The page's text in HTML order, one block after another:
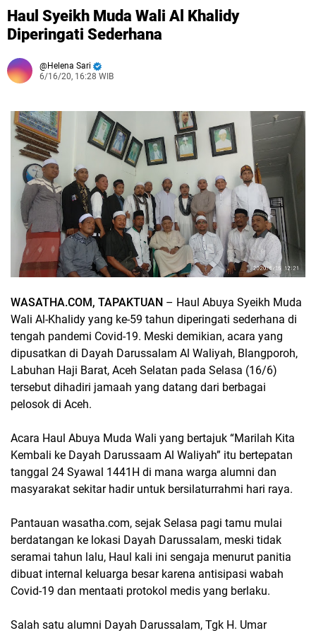
Haul Syeikh Muda Wali Al Khalidy
Diperingati Sederhana
Helena Sari
6/16/20, 16:28 WIB
WASATHA.COM, TAPAKTUAN – Haul Abuya Syeikh Muda
Wali Al-Khalidy yang ke-59 tahun diperingati sederhana di
tengah pandemi Covid-19. Meski demikian, acara yang
dipusatkan di Dayah Darussalam Al Waliyah, Blangporoh,
Labuhan Haji Barat, Aceh Selatan pada Selasa (16/6)
tersebut dihadiri jamaah yang datang dari berbagai
pelosok di Aceh.
Acara Haul Abuya Muda Wali yang bertajuk “Marilah Kita
Kembali ke Dayah Darussaam Al Waliyah” itu bertepatan
tanggal 24 Syawal 1441H di mana warga alumni dan
masyarakat sekitar hadir untuk bersilaturrahmi hari raya.
Pantauan wasatha.com, sejak Selasa pagi tamu mulai
berdatangan ke lokasi Dayah Darussalam, meski tidak
seramai tahun lalu, Haul kali ini sengaja menurut panitia
dibuat internal keluarga besar karena antisipasi wabah
Covid-19 dan mentaati protokol medis yang berlaku.
Salah satu alumni Dayah Darussalam, Tgk H. Umar